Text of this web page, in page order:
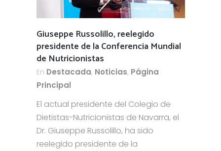
Giuseppe Russolillo, reelegido
presidente de la Conferencia Mundial
de Nutricionistas
En Destacada, Noticias, Página
Principal
El actual presidente del Colegio de
Dietistas-Nutricionistas de Navarra, el
Dr. Giuseppe Russolillo, ha sido
reelegido presidente de la